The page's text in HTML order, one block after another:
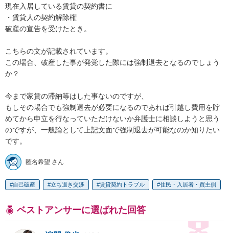
現在入居している賃貸の契約書に
・賃貸人の契約解除権
破産の宣告を受けたとき。
こちらの文が記載されています。
この場合、破産した事が発覚した際には強制退去となるのでしょう
か？
今まで家賃の滞納等はした事ないのですが、
もしその場合でも強制退去が必要になるのであれば引越し費用を貯
めてから申立を行なっていただけないか弁護士に相談しようと思う
のですが、一般論として上記文面で強制退去が可能なのか知りたい
です。
匿名希望 さん
自己破産 立ち退き交渉 賃貸契約トラブル 住民・入居者・買主側
ベストアンサーに選ばれた回答